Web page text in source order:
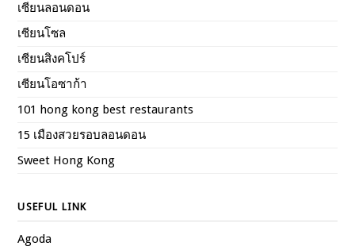
เซียนลอนดอน
เซียนโซล
เซียนสิงคโปร์
เซียนโอซาก้า
101 hong kong best restaurants
15 เมืองสวยรอบลอนดอน
Sweet Hong Kong
USEFUL LINK
Agoda